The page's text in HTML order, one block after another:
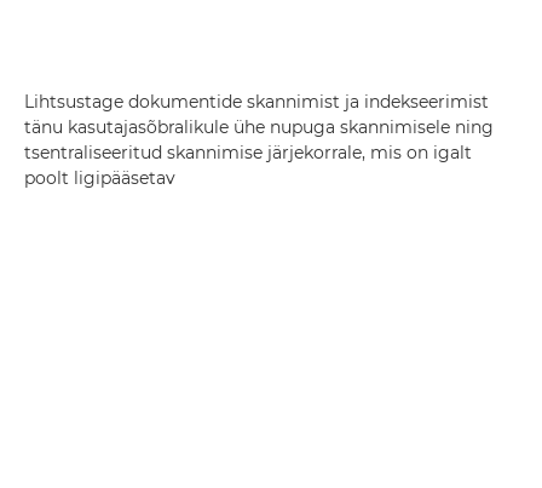
Lihtsustage dokumentide skannimist ja indekseerimist
tänu kasutajasõbralikule ühe nupuga skannimisele ning
tsentraliseeritud skannimise järjekorrale, mis on igalt
poolt ligipääsetav